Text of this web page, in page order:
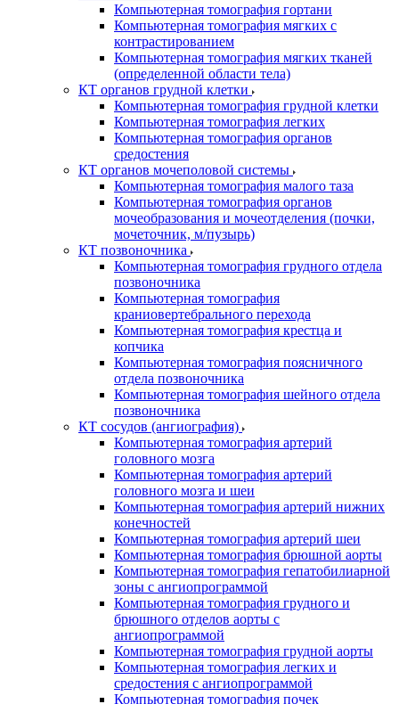
Компьютерная томография гортани
Компьютерная томография мягких с
контрастированием
Компьютерная томография мягких тканей
(определенной области тела)
КТ органов грудной клетки
Компьютерная томография грудной клетки
Компьютерная томография легких
Компьютерная томография органов
средостения
КТ органов мочеполовой системы
Компьютерная томография малого таза
Компьютерная томография органов
мочеобразования и мочеотделения (почки,
мочеточник, м/пузырь)
КТ позвоночника
Компьютерная томография грудного отдела
позвоночника
Компьютерная томография
краниовертебрального перехода
Компьютерная томография крестца и
копчика
Компьютерная томография поясничного
отдела позвоночника
Компьютерная томография шейного отдела
позвоночника
КТ сосудов (ангиография)
Компьютерная томография артерий
головного мозга
Компьютерная томография артерий
головного мозга и шеи
Компьютерная томография артерий нижних
конечностей
Компьютерная томография артерий шеи
Компьютерная томография брюшной аорты
Компьютерная томография гепатобилиарной
зоны с ангиопрограммой
Компьютерная томография грудного и
брюшного отделов аорты с
ангиопрограммой
Компьютерная томография грудной аорты
Компьютерная томография легких и
средостения с ангиопрограммой
Компьютерная томография почек